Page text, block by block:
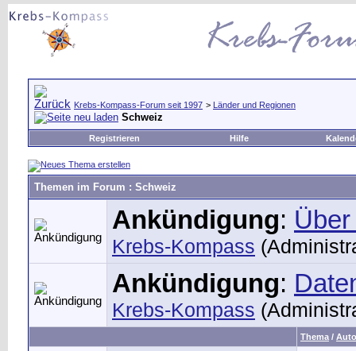
Krebs-Kompass-Forum seit 1997 > Länder und Regionen
Schweiz
Registrieren Hilfe
Themen im Forum : Schweiz
Ankündigung:
Krebs-Kompass
Ankündigung:
Krebs-Kompass
Thema /